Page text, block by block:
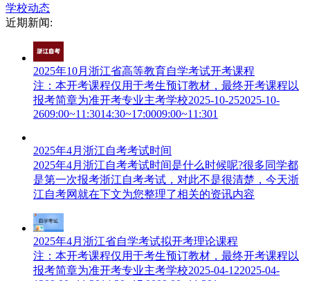
学校动态
近期新闻:
2025年10月浙江省高等教育自学考试开考课程
注：本开考课程仅用于考生预订教材，最终开考课程以
报考简章为准开考专业主考学校2025-10-252025-10-
2609:00~11:3014:30~17:0009:00~11:301
2025年4月浙江自考考试时间
2025年4月浙江自考考试时间是什么时候呢?很多同学都
是第一次报考浙江自考考试，对此不是很清楚，今天浙
江自考网就在下文为您整理了相关的资讯内容
2025年4月浙江省自学考试拟开考理论课程
注：本开考课程仅用于考生预订教材，最终开考课程以
报考简章为准开考专业主考学校2025-04-122025-04-